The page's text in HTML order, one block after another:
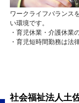
ワークライフバランス
い環境です。
・育児休業・介護休業
・育児短時間勤務は法
社会福祉法人土